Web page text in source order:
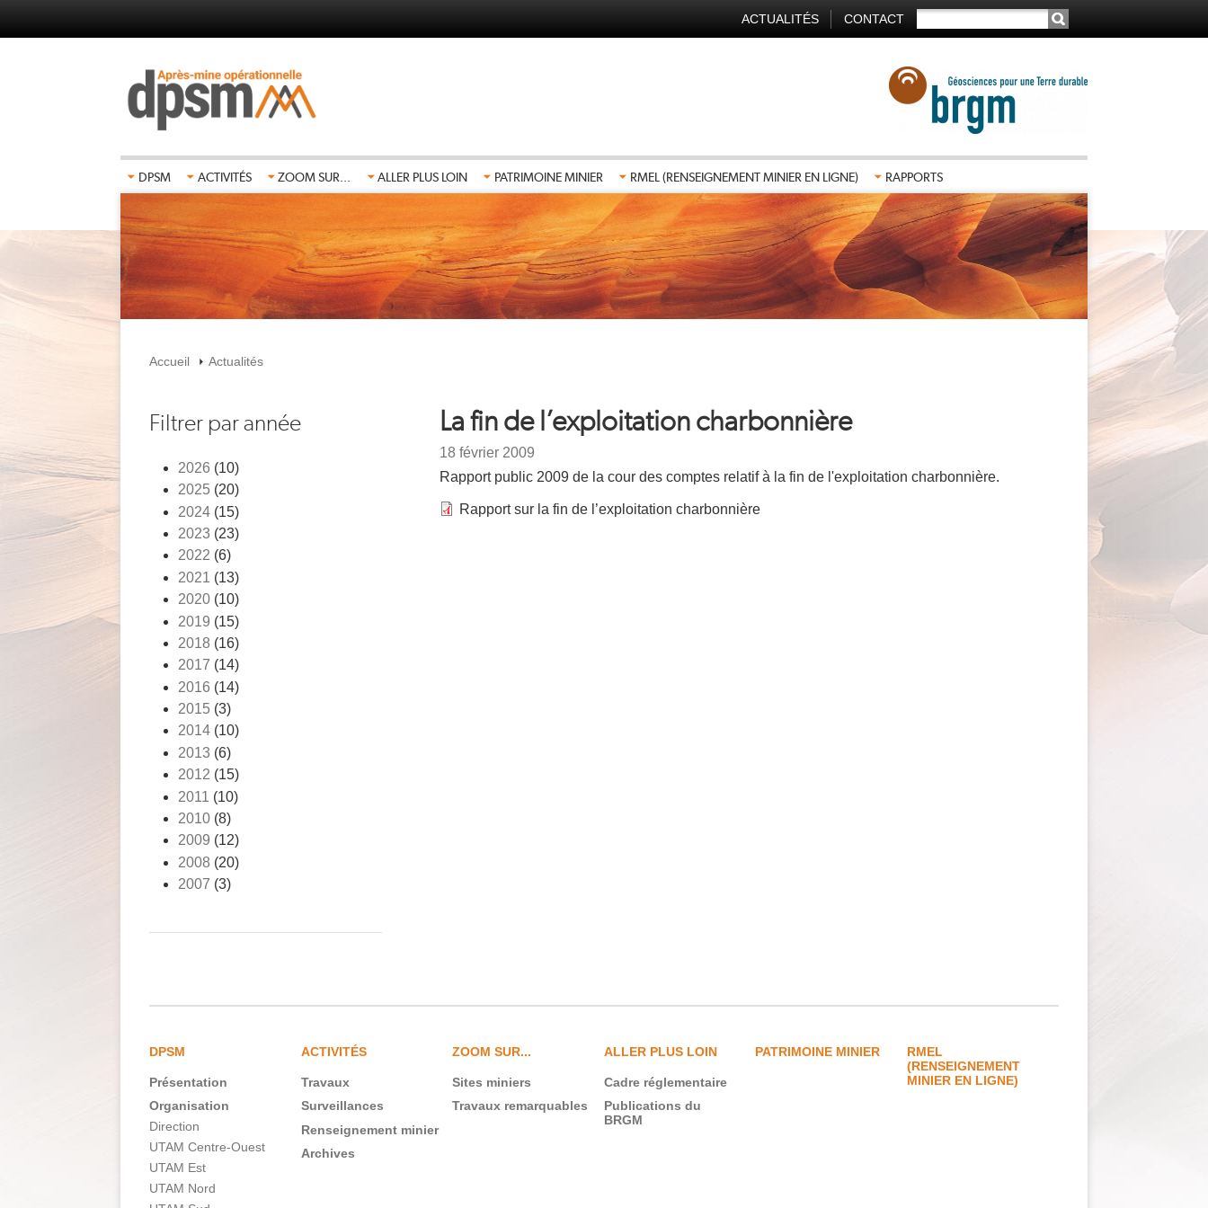
contenu
RECHERCHER
ACTUALITÉS CONTACT
DPSM ACTIVITÉS ZOOM SUR... ALLER PLUS LOIN PATRIMOINE MINIER RMEL (RENSEIGNEMENT MINIER EN LIGNE) RAPPORTS
d'Ariane
Accueil Actualités
La fin de l’exploitation charbonnière
Date
18 février 2009
Texte
Rapport public 2009 de la cour des comptes relatif à la fin de l'exploitation charbonnière.
Rapport sur la fin de l’exploitation charbonnière
Filtrer par année
2026 (10)
2025 (20)
2024 (15)
2023 (23)
2022 (6)
2021 (13)
2020 (10)
2019 (15)
2018 (16)
2017 (14)
2016 (14)
2015 (3)
2014 (10)
2013 (6)
2012 (15)
2011 (10)
2010 (8)
2009 (12)
2008 (20)
2007 (3)
Navigation
principale
FR
DPSM
Présentation
Organisation
Direction
UTAM Centre-Ouest
UTAM Est
UTAM Nord
ACTIVITÉS
Travaux
Surveillances
Renseignement minier
Archives
ZOOM SUR...
Sites miniers
Travaux remarquables
ALLER PLUS LOIN
Cadre réglementaire
Publications du
BRGM
PATRIMOINE MINIER
RMEL
(RENSEIGNEMENT
MINIER EN LIGNE)